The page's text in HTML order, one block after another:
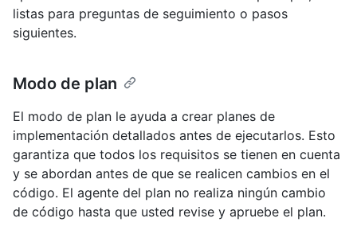
listas para preguntas de seguimiento o pasos
siguientes.
Modo de plan
El modo de plan le ayuda a crear planes de
implementación detallados antes de ejecutarlos. Esto
garantiza que todos los requisitos se tienen en cuenta
y se abordan antes de que se realicen cambios en el
código. El agente del plan no realiza ningún cambio
de código hasta que usted revise y apruebe el plan.